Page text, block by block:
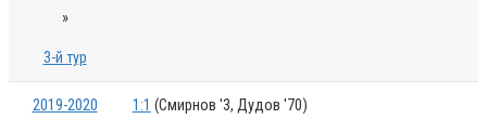
»
3-й тур
2019-2020 1:1 (Смирнов '3, Дудов '70)